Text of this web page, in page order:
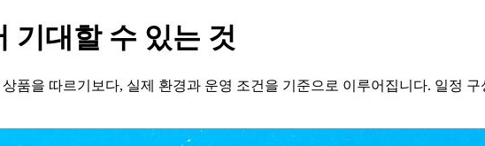
기대할 수 있는 것
품을 따르기보다, 실제 환경과 운영 조건을 기준으로 이루어집니다. 일정